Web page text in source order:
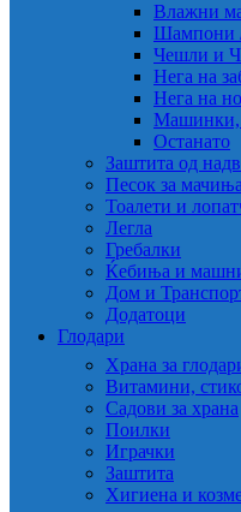
Влажни
Шампони /
Чешли и
Нега на
Нега на
Машинки,
Останато
Заштита од
Песок за мачиња
Тоалети и
Легла
Гребалки
Ќебиња и
Дом и
Додатоци
Глодари
Храна за
Витамини,
Садови за храна
Поилки
Играчки
Заштита
Хигиена и